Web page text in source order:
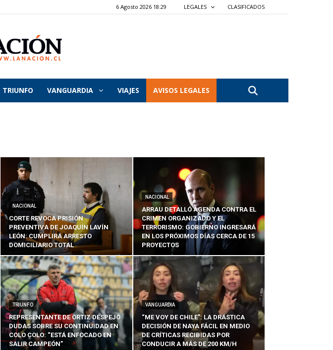
6 Agosto 2026 18:29 LEGALES CLASIFICADOS
La
Nación
TRIUNFO VANGUARDIA VIAJES AVISOS LEGALES
NACIONAL
CORTE REVOCA PRISIÓN
PREVENTIVA DE JOAQUÍN LAVÍN
LEÓN: CUMPLIRÁ ARRESTO
DOMICILIARIO TOTAL
NACIONAL
ARRAU DETALLÓ AGENDA CONTRA EL
CRIMEN ORGANIZADO Y EL
TERRORISMO: GOBIERNO INGRESARÁ
EN LOS PRÓXIMOS DÍAS CERCA DE 15
PROYECTOS
TRIUNFO
REPRESENTANTE DE ORTIZ DESPEJÓ
DUDAS SOBRE SU CONTINUIDAD EN
COLO COLO: “ESTÁ ENFOCADO EN
SALIR CAMPEÓN”
VANGUARDIA
“ME VOY DE CHILE”: LA DRÁSTICA
DECISIÓN DE NAYA FÁCIL EN MEDIO
DE CRÍTICAS RECIBIDAS POR
CONDUCIR A MÁS DE 200 KM/H